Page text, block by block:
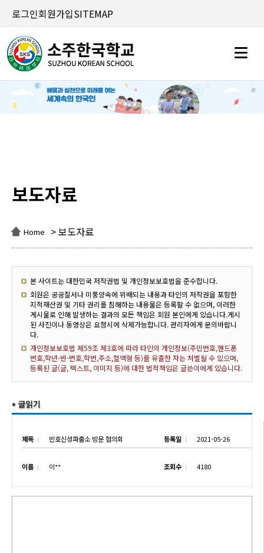
로그인회원가입SITEMAP
보도자료
Home > 보도자료
본 사이트는 대한민국 저작권법 및 개인정보보호법을 준수합니다.
회원은 공공질서나 미풍양속에 위배되는 내용과 타인의 저작권을 포함한
지적재산권 및 기타 권리를 침해하는 내용물은 등록할 수 없으며, 이러한
게시물로 인해 발생하는 결과의 모든 책임은 회원 본인에게 있습니다.게시
된 사진이나 동영상은 요청시에 삭제가능합니다. 관리자에게 문의바랍니
다.
개인정보보호법 제59조 제3호에 따라 타인의 개인정보(주민번호,핸드폰
번호,학년-반-번호,학번,주소,혈액형 등)를 유출한 자는 처벌될 수 있으며,
등록된 글(글, 텍스트, 이미지 등)에 대한 법적책임은 글쓴이에게 있습니다.
제목 빈호신성파출소 방문 협의회 등록일 2021-05-26
이름 이** 조회수 4180